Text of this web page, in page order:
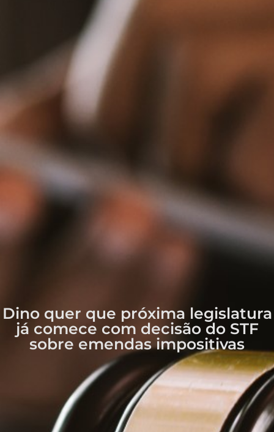
Dino quer que próxima legislatura
já comece com decisão do STF
sobre emendas impositivas